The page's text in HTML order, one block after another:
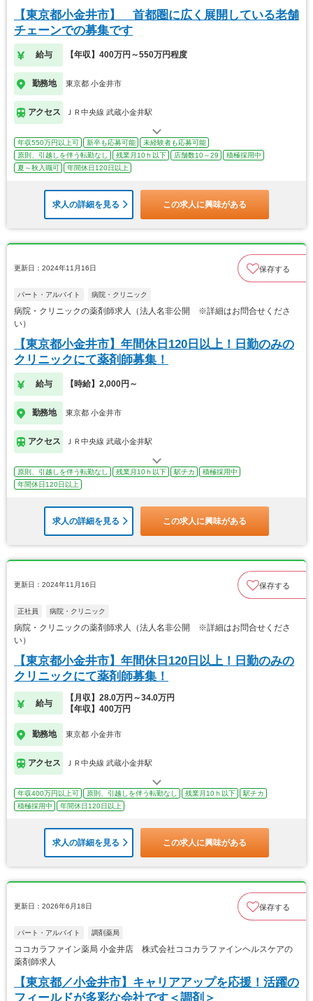
【東京都小金井市】 首都圏に広く展開している老舗
チェーンでの募集です
給与 【年収】400万円～550万円程度
勤務地 東京都 小金井市
アクセス ＪＲ中央線 武蔵小金井駅
年収550万円以上可 新卒も応募可能
未経験者も応募可能
原則、引越しを伴う転勤なし
残業月10ｈ以下 店舗数10～29
積極採用中
夏～秋入職可
年間休日120日以上
求人の詳細を見る この求人に興味がある
更新日：2024年11月16日 保存する
パート・アルバイト 病院・クリニック
病院・クリニックの薬剤師求人（法人名非公開 ※詳細はお問合せくださ
い）
【東京都小金井市】年間休日120日以上！日勤のみの
クリニックにて薬剤師募集！
給与 【時給】2,000円～
勤務地 東京都 小金井市
アクセス ＪＲ中央線 武蔵小金井駅
原則、引越しを伴う転勤なし 残業月10ｈ以下 駅チカ
積極採用中
年間休日120日以上
求人の詳細を見る この求人に興味がある
更新日：2024年11月16日 保存する
正社員 病院・クリニック
病院・クリニックの薬剤師求人（法人名非公開 ※詳細はお問合せくださ
い）
【東京都小金井市】年間休日120日以上！日勤のみの
クリニックにて薬剤師募集！
給与
【月収】28.0万円～34.0万円
【年収】400万円
勤務地 東京都 小金井市
アクセス ＪＲ中央線 武蔵小金井駅
年収400万円以上可 原則、引越しを伴う転勤なし 残業月10ｈ以下
駅チカ
積極採用中
年間休日120日以上
求人の詳細を見る この求人に興味がある
更新日：2026年6月18日 保存する
パート・アルバイト 調剤薬局
ココカラファイン薬局 小金井店 株式会社ココカラファインヘルスケアの
薬剤師求人
【東京都／小金井市】キャリアアップを応援！活躍の
フィールドが多彩な会社です＜調剤＞